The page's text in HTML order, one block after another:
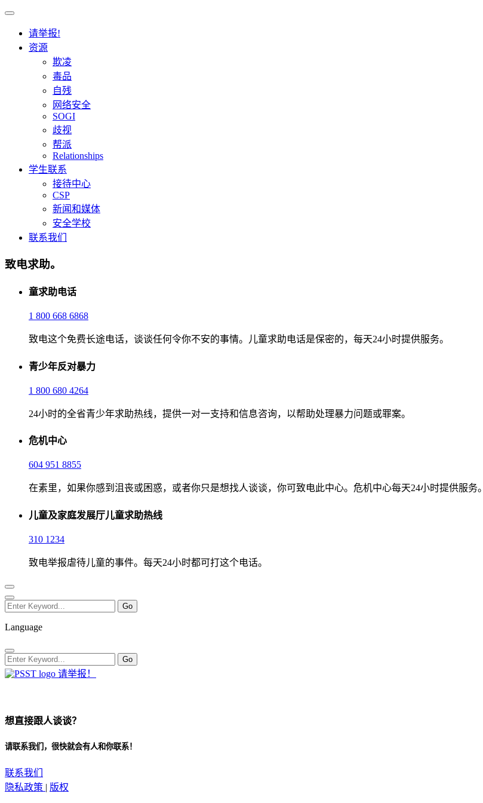
请举报!
资源
欺凌
毒品
自残
网络安全
SOGI
歧视
帮派
Relationships
学生联系
接待中心
CSP
新闻和媒体
安全学校
联系我们
致电求助。
童求助电话
1 800 668 6868
致电这个免费长途电话，谈谈任何令你不安的事情。儿童求助电话是保密的，每天24小时提供服务。
青少年反对暴力
1 800 680 4264
24小时的全省青少年求助热线，提供一对一支持和信息咨询，以帮助处理暴力问题或罪案。
危机中心
604 951 8855
在素里，如果你感到沮丧或困惑，或者你只是想找人谈谈，你可致电此中心。危机中心每天24小时提供服务。
儿童及家庭发展厅儿童求助热线
310 1234
致电举报虐待儿童的事件。每天24小时都可打这个电话。
Language
请举报！
想直接跟人谈谈？
请联系我们，很快就会有人和你联系！
联系我们
隐私政策
版权